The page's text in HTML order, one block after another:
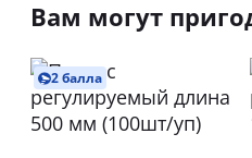
Вам могут
2 балла